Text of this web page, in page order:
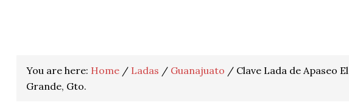
You are here: Home / Ladas / Guanajuato / Clave Lada de Apaseo El
Grande, Gto.